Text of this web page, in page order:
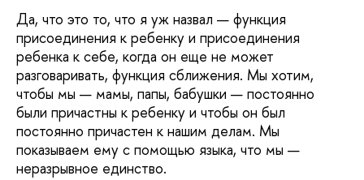
Да, что это то, что я уж назвал — функция
присоединения к ребенку и присоединения
ребенка к себе, когда он еще не может
разговаривать, функция сближения. Мы хотим,
чтобы мы — мамы, папы, бабушки — постоянно
были причастны к ребенку и чтобы он был
постоянно причастен к нашим делам. Мы
показываем ему с помощью языка, что мы —
неразрывное единство.